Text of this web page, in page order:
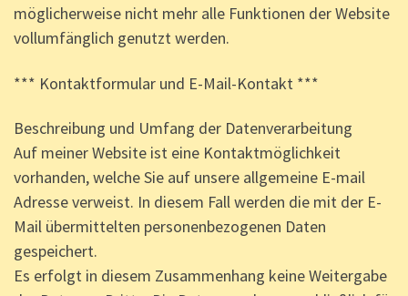
möglicherweise nicht mehr alle Funktionen der Website
vollumfänglich genutzt werden.
*** Kontaktformular und E-Mail-Kontakt ***
Beschreibung und Umfang der Datenverarbeitung
Auf meiner Website ist eine Kontaktmöglichkeit
vorhanden, welche Sie auf unsere allgemeine E-mail
Adresse verweist. In diesem Fall werden die mit der E-
Mail übermittelten personenbezogenen Daten
gespeichert.
Es erfolgt in diesem Zusammenhang keine Weitergabe